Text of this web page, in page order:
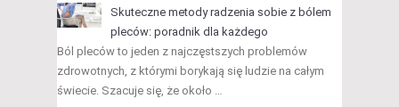
Skuteczne metody radzenia sobie z bólem
pleców: poradnik dla każdego
Ból pleców to jeden z najczęstszych problemów
zdrowotnych, z którymi borykają się ludzie na całym
świecie. Szacuje się, że około …